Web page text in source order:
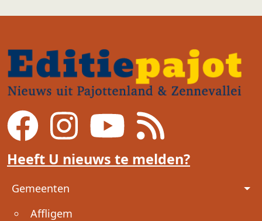
Heeft U nieuws te melden?
Voet
Gemeenten
Affligem